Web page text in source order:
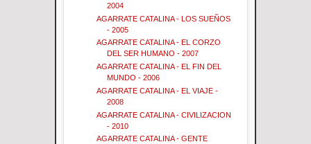
2004
AGARRATE CATALINA - LOS SUEÑOS
- 2005
AGARRATE CATALINA - EL CORZO
DEL SER HUMANO - 2007
AGARRATE CATALINA - EL FIN DEL
MUNDO - 2006
AGARRATE CATALINA - EL VIAJE -
2008
AGARRATE CATALINA - CIVILIZACION
- 2010
AGARRATE CATALINA - GENTE